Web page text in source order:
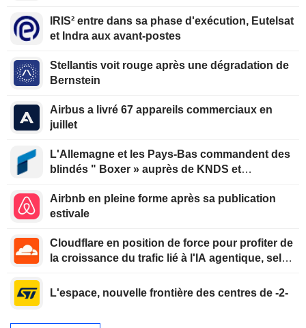
IRIS² entre dans sa phase d'exécution, Eutelsat
et Indra aux avant-postes
Stellantis voit rouge après une dégradation de
Bernstein
Airbus a livré 67 appareils commerciaux en
juillet
L'Allemagne et les Pays-Bas commandent des
blindés " Boxer » auprès de KNDS et
Airbnb en pleine forme après sa publication
estivale
Cloudflare en position de force pour profiter de
la croissance du trafic lié à l'IA agentique, selon
L'espace, nouvelle frontière des centres de -2-